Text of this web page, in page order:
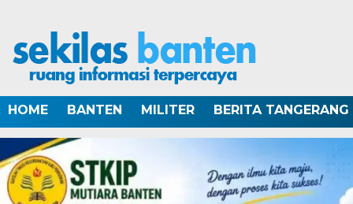
HOME BANTEN MILITER BERITA TANGERANG